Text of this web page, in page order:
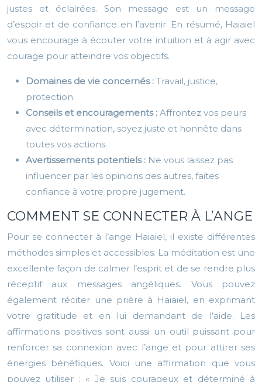
justes et éclairées. Son message est un message
d’espoir et de confiance en l’avenir. En résumé, Haiaiel
vous encourage à écouter votre intuition et à agir avec
courage pour atteindre vos objectifs.
Domaines de vie concernés : Travail, justice,
protection.
Conseils et encouragements : Affrontez vos peurs
avec détermination, soyez juste et honnête dans
toutes vos actions.
Avertissements potentiels : Ne vous laissez pas
influencer par les opinions des autres, faites
confiance à votre propre jugement.
COMMENT SE CONNECTER À L’ANGE
Pour se connecter à l’ange Haiaiel, il existe différentes
méthodes simples et accessibles. La méditation est une
excellente façon de calmer l’esprit et de se rendre plus
réceptif aux messages angéliques. Vous pouvez
également réciter une prière à Haiaiel, en exprimant
votre gratitude et en lui demandant de l’aide. Les
affirmations positives sont aussi un outil puissant pour
renforcer sa connexion avec l’ange et pour attirer ses
énergies bénéfiques. Voici une affirmation que vous
pouvez utiliser : « Je suis courageux et déterminé à